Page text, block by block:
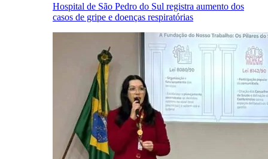
Hospital de São Pedro do Sul registra aumento dos
casos de gripe e doenças respiratórias